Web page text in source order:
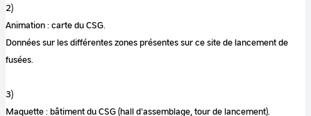
2)
Animation : carte du CSG.
Données sur les différentes zones présentes sur ce site de lancement de
fusées.
3)
Maquette : bâtiment du CSG (hall d'assemblage, tour de lancement).